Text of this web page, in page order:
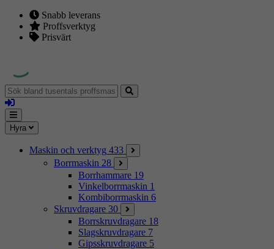
Snabb leverans
Proffsverktyg
Prisvärt
Sök
bland
tusentals
proffsmaskiner
Logga
in
Mina
sidor
Meny
Hyra
Maskin och verktyg 433
Borrmaskin 28
Borrhammare 19
Vinkelborrmaskin 1
Kombiborrmaskin 6
Skruvdragare 30
Borrskruvdragare 18
Slagskruvdragare 7
Gipsskruvdragare 5